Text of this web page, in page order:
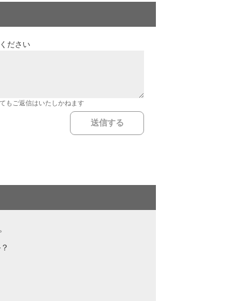
ださい
もご返信はいたしかねます